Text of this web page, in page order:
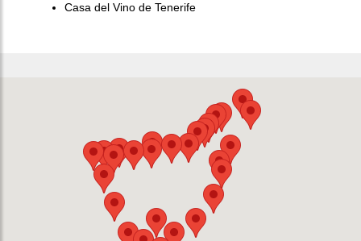
Casa del Vino de Tenerife